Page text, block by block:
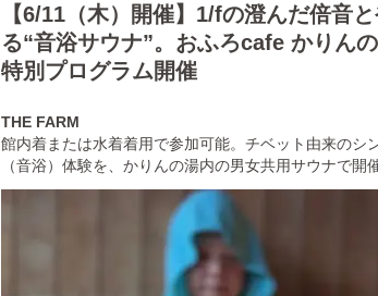
ナ
ビ
ゲ
ー
シ
ョ
【6/11（木）開催】1/fの澄んだ倍音
る“音浴サウナ”。おふろcafe かりん
特別プログラム開催
THE FARM
館内着または水着着用で参加可能。チベット由来のシ
（音浴）体験を、かりんの湯内の男女共用サウナで開